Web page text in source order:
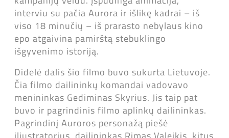
interviu su pačia Aurora ir išlikę kadrai – iš
viso 18 minučių – iš prarasto nebylaus kino
epo atgaivina pamirštą stebuklingo
išgyvenimo istoriją.
Didelė dalis šio filmo buvo sukurta Lietuvoje.
Čia filmo dailininkų komandai vadovavo
menininkas Gediminas Skyrius. Jis taip pat
buvo ir pagrindinis filmo aplinkų dailininkas.
Pagrindinį Auroros personažą piešė